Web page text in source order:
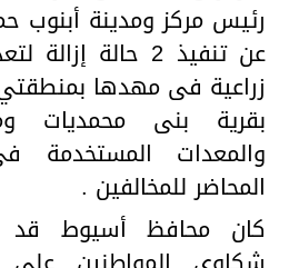
رئيس مركز ومدينة أبنوب
عن تنفيذ 2 حالة
زراعية فى مهدها بمنطقتي
بقرية بنى محمديات
والمعدات المستخدمة
المحاضر للمخالفين .
كان محافظ أسيوط